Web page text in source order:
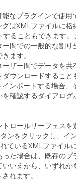
なプラグインで使
はXMLファイルに
ることもできます
間での一般的な割
ます。
ザー間でデータを
ウンロードすること
ンポートする場合
確認するダイアロ
ロールサーフェスを
タンをクリックし、 イ
ているXMLファイル
た場合は、既存の
いえ から、いずれか
れます。